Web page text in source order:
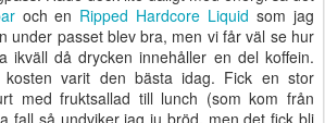
och en Ripped Hardcore Liquid som jag
under passet blev bra, men vi får väl se hur
ikväll då drycken innehåller en del koffein.
varit den bästa idag. Fick en stor
med fruktsallad till lunch (som kom från
fall så undviker jag ju bröd, men det fick bli